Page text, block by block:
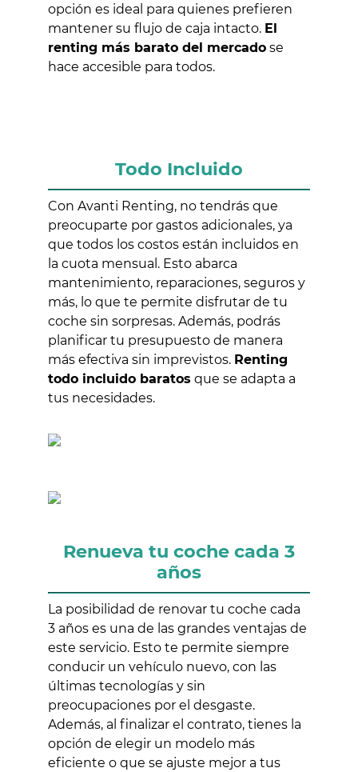
opción es ideal para quienes prefieren
mantener su flujo de caja intacto. El
renting más barato del mercado se
hace accesible para todos.
Todo Incluido
Con Avanti Renting, no tendrás que
preocuparte por gastos adicionales, ya
que todos los costos están incluidos en
la cuota mensual. Esto abarca
mantenimiento, reparaciones, seguros y
más, lo que te permite disfrutar de tu
coche sin sorpresas. Además, podrás
planificar tu presupuesto de manera
más efectiva sin imprevistos. Renting
todo incluido baratos que se adapta a
tus necesidades.
Renueva tu coche cada 3
años
La posibilidad de renovar tu coche cada
3 años es una de las grandes ventajas de
este servicio. Esto te permite siempre
conducir un vehículo nuevo, con las
últimas tecnologías y sin
preocupaciones por el desgaste.
Además, al finalizar el contrato, tienes la
opción de elegir un modelo más
eficiente o que se ajuste mejor a tus